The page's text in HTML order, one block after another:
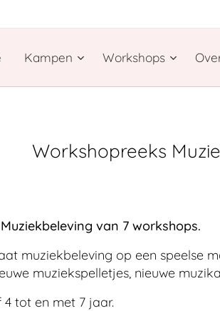
Kampen Workshops
Workshopreeks
van 7workshops.
muziekbeleving op een speelse
muziekspelletjes, nieuwe
tot en met 7 jaar.